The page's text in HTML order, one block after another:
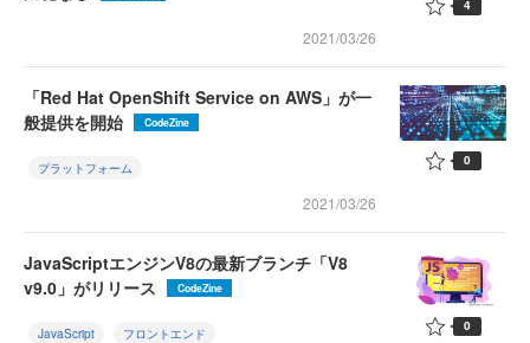
2021/03/26
4
「Red Hat OpenShift Service on AWS」が一
般提供を開始
CodeZine
プラットフォーム
2021/03/26
0
JavaScriptエンジンV8の最新ブランチ「V8
v9.0」がリリース
CodeZine
JavaScript フロントエンド 0